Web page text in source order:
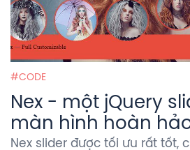
CODE
Nex - một jQuery
màn hình hoàn
Nex slider được tối ưu rất tốt,